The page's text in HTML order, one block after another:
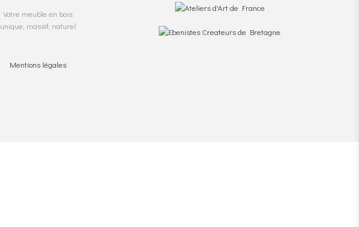
Votre meuble en bois
unique, massif, naturel
Mentions légales